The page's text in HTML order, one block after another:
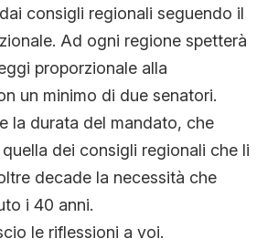
consigli regionali seguendo il
Ad ogni regione spetterà
proporzionale alla
un minimo di due senatori.
la durata del mandato, che
dei consigli regionali che li
decade la necessità che
i 40 anni.
le riflessioni a voi.